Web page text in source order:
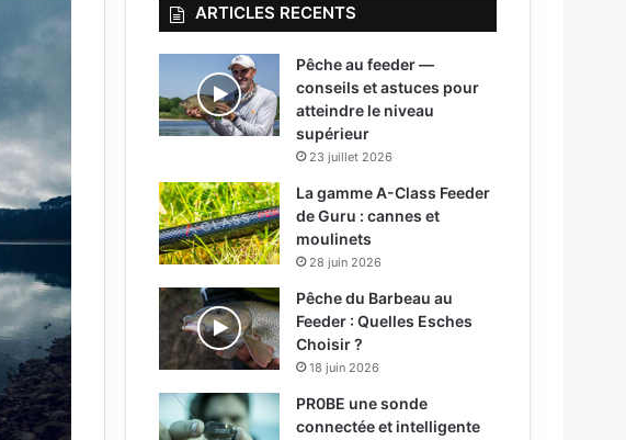
ARTICLES RECENTS
Pêche au feeder —
conseils et astuces pour
atteindre le niveau
supérieur
23 juillet 2026
La gamme A-Class Feeder
de Guru : cannes et
moulinets
28 juin 2026
Pêche du Barbeau au
Feeder : Quelles Esches
Choisir ?
18 juin 2026
PR0BE une sonde
connectée et intelligente